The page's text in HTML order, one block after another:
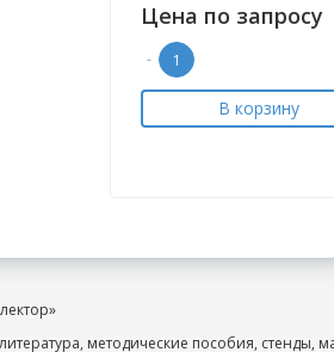
Цена по запросу
-
В корзину
методические пособия, стенды,